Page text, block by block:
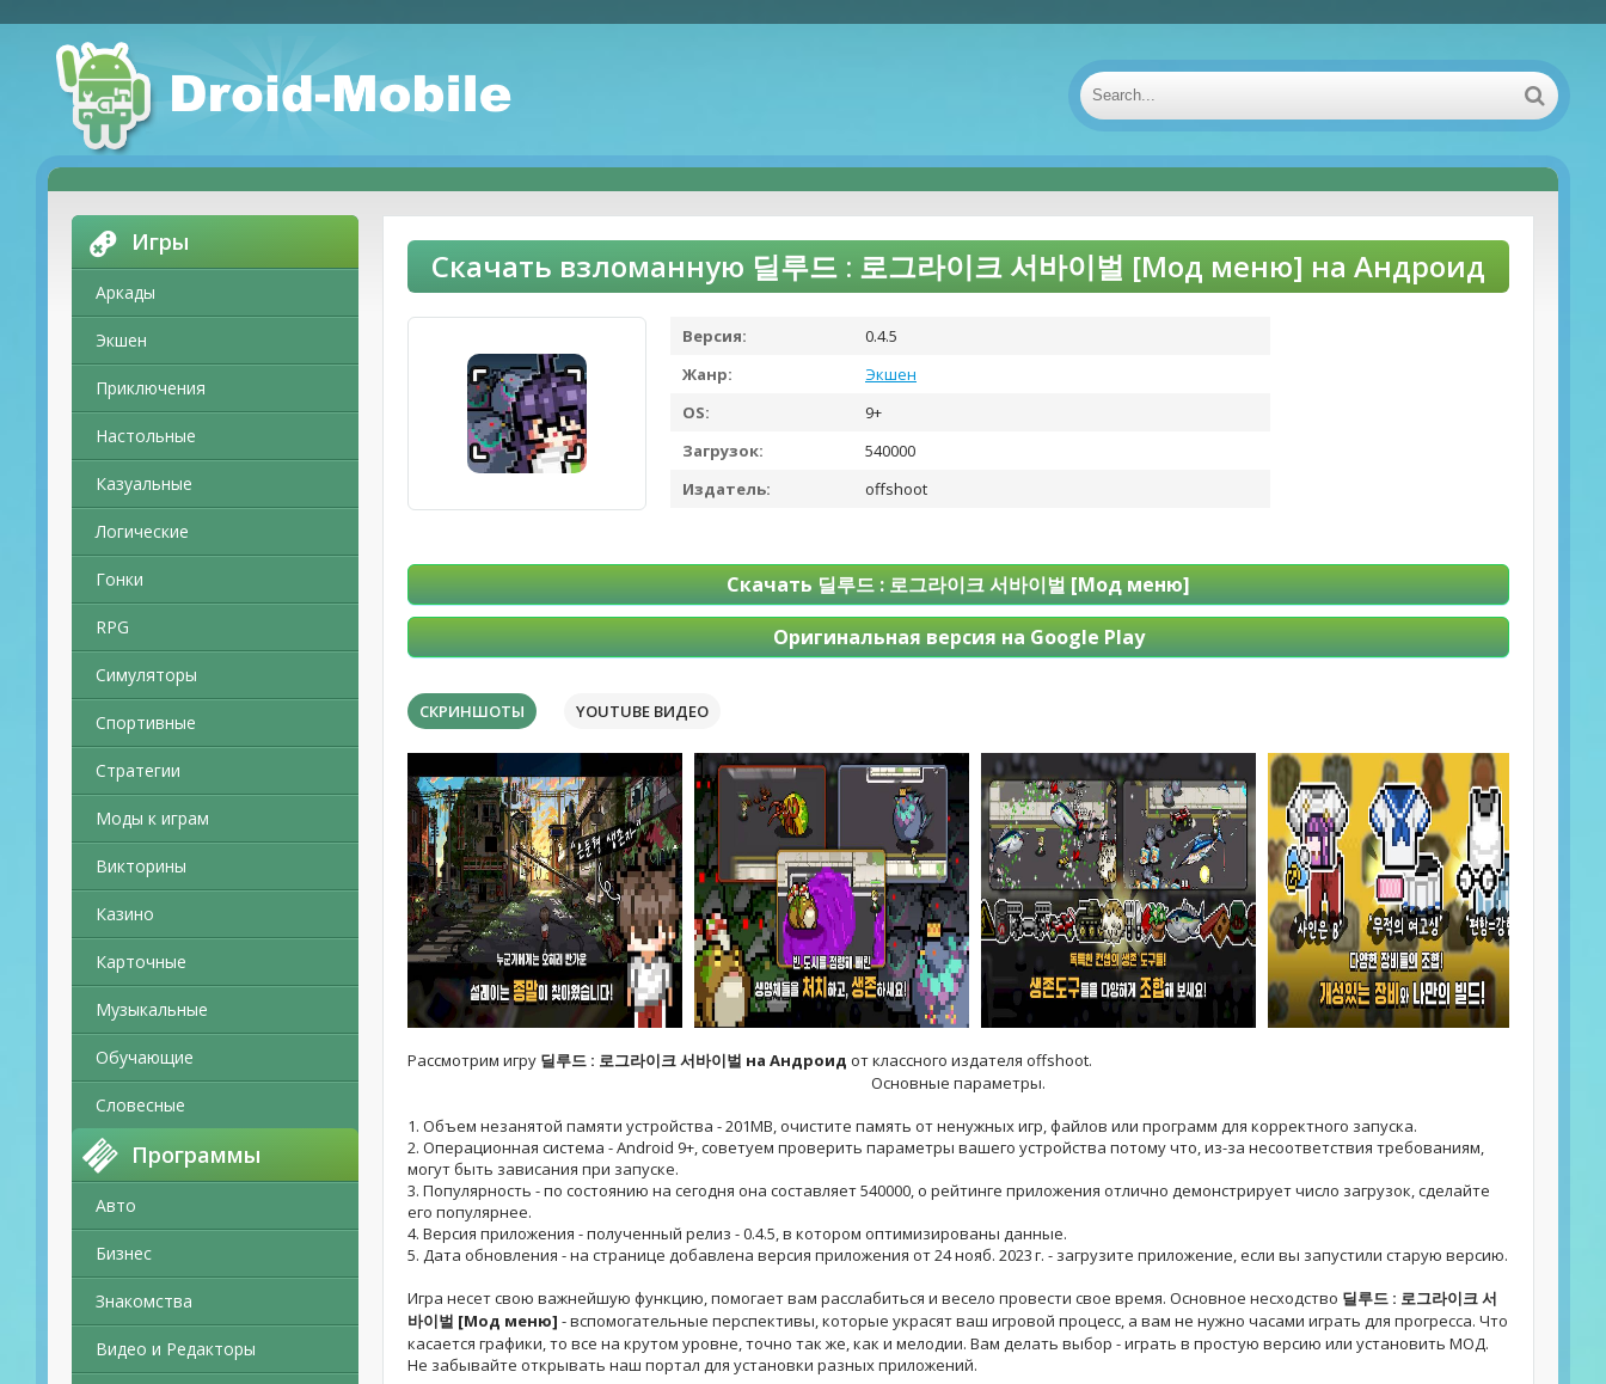
Игры
Аркады
Экшен
Приключения
Настольные
Казуальные
Логические
Гонки
RPG
Симуляторы
Спортивные
Стратегии
Моды к играм
Викторины
Казино
Карточные
Музыкальные
Обучающие
Словесные
Программы
Авто
Бизнес
Знакомства
Видео и Редакторы
Скачать взломанную 딜루드 : 로그라이크 서바이벌 [Мод меню] на Андроид
Версия:
0.4.5
Жанр:
Экшен
OS:
9+
Загрузок:
540000
Издатель:
offshoot
Скачать 딜루드 : 로그라이크 서바이벌 [Мод меню]
Оригинальная версия на Google Play
СКРИНШОТЫ YOUTUBE ВИДЕО
Рассмотрим игру 딜루드 : 로그라이크 서바이벌 на Андроид от классного издателя offshoot.
Основные параметры.
1. Объем незанятой памяти устройства - 201MB, очистите память от ненужных игр, файлов или программ для корректного запуска.
2. Операционная система - Android 9+, советуем проверить параметры вашего устройства потому что, из-за несоответствия требованиям,
могут быть зависания при запуске.
3. Популярность - по состоянию на сегодня она составляет 540000, о рейтинге приложения отлично демонстрирует число загрузок, сделайте
его популярнее.
4. Версия приложения - полученный релиз - 0.4.5, в котором оптимизированы данные.
5. Дата обновления - на странице добавлена версия приложения от 24 нояб. 2023 г. - загрузите приложение, если вы запустили старую версию.
Игра несет свою важнейшую функцию, помогает вам расслабиться и весело провести свое время. Основное несходство 딜루드 : 로그라이크 서
바이벌 [Мод меню] - вспомогательные перспективы, которые украсят ваш игровой процесс, а вам не нужно часами играть для прогресса. Что
касается графики, то все на крутом уровне, точно так же, как и мелодии. Вам делать выбор - играть в простую версию или установить МОД.
Не забывайте открывать наш портал для установки разных приложений.